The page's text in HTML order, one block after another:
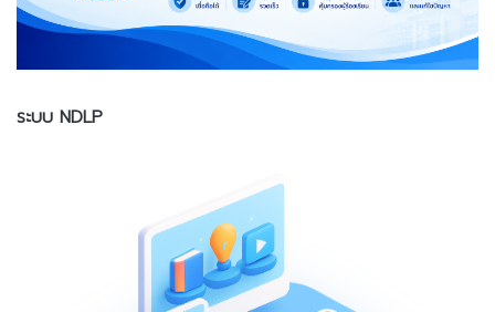
ระบบ NDLP